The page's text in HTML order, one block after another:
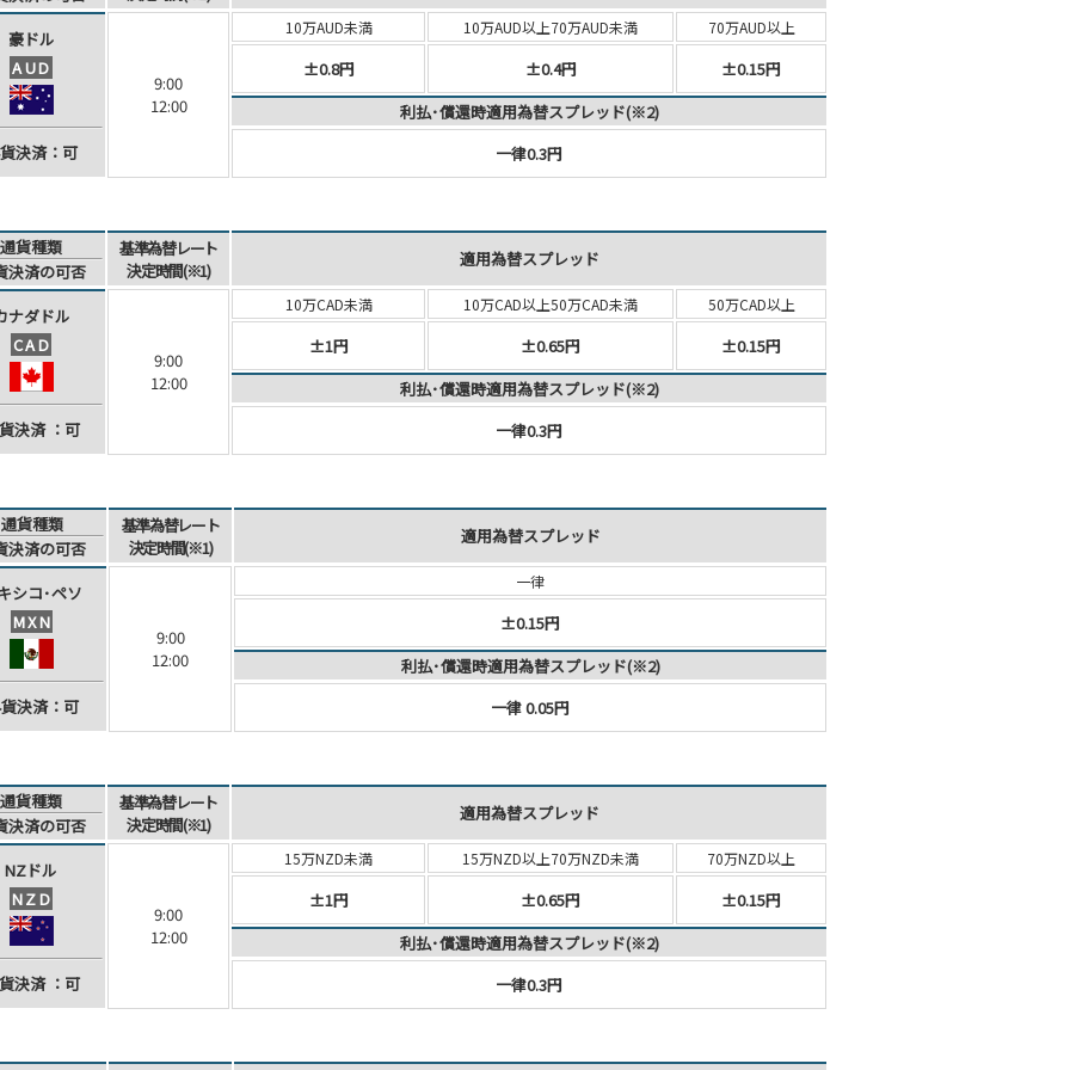
豪ドル
AUD
決済：可
9:00
12:00
10万AUD未満 10万AUD以上70万AUD未満 70万AUD以上
±0.8円 ±0.4円
±0.15円
利払･償還時適用為替スプレッド(※2)
一律0.3円
通貨種類
決済の可否
基準為替レート
決定時間(※1)
適用為替スプレッド
ナダドル
CAD
決済：可
9:00
12:00
10万CAD未満 10万CAD以上50万CAD未満 50万CAD以上
±1円 ±0.65円
±0.15円
利払･償還時適用為替スプレッド(※2)
一律0.3円
通貨種類
決済の可否
基準為替レート
決定時間(※1)
適用為替スプレッド
シコ･ペソ
MXN
決済：可
9:00
12:00
一律
±0.15円
利払･償還時適用為替スプレッド(※2)
一律 0.05円
通貨種類
決済の可否
基準為替レート
決定時間(※1)
適用為替スプレッド
NZドル
NZD
決済：可
9:00
12:00
15万NZD未満 15万NZD以上70万NZD未満 70万NZD以上
±1円 ±0.65円
±0.15円
利払･償還時適用為替スプレッド(※2)
一律0.3円